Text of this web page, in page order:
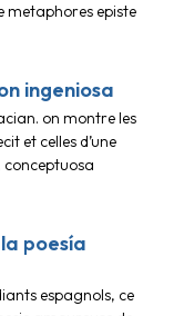
metaphores episte
ingeniosa
on montre les
et celles d’une
poesía
espagnols, ce